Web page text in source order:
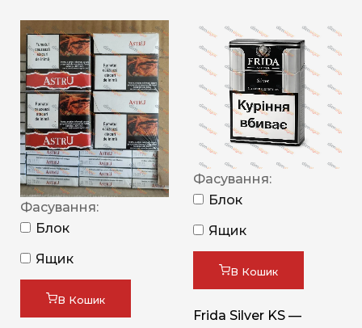
Фасування:
Блок
Ящик
В Кошик
Фасування:
Блок
Ящик
В Кошик
Frida Silver KS —